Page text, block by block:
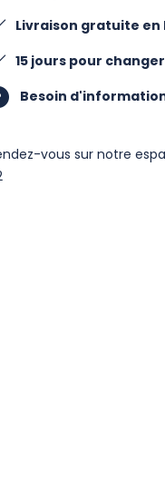
Livraison gratuite en
15 jours pour
Besoin
vous sur notre